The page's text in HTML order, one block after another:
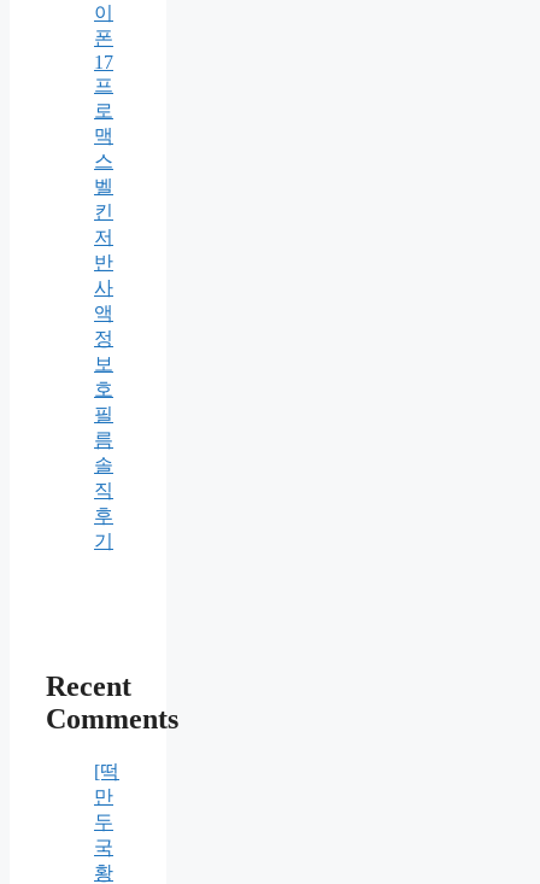
이
폰
17
프
로
맥
스
벨
킨
저
반
사
액
정
보
호
필
름
솔
직
후
기
Recent
Comments
[떡
만
두
국
황